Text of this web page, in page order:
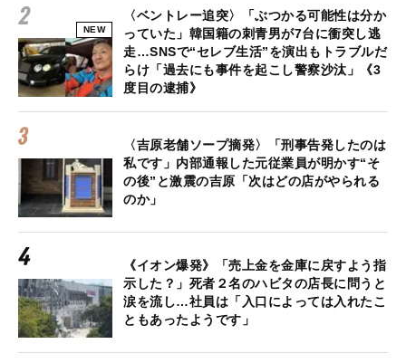
NEW
〈ベントレー追突〉「ぶつかる可能性は分か
っていた」韓国籍の刺青男が7台に衝突し逃
走…SNSで“セレブ生活”を演出もトラブルだ
らけ「過去にも事件を起こし警察沙汰」《3
度目の逮捕》
〈吉原老舗ソープ摘発〉「刑事告発したのは
私です」内部通報した元従業員が明かす“そ
の後”と激震の吉原「次はどの店がやられる
のか」
《イオン爆発》「売上金を金庫に戻すよう指
示した？」死者２名のハビタの店長に問うと
涙を流し…社員は「入口によっては入れたこ
ともあったようです」